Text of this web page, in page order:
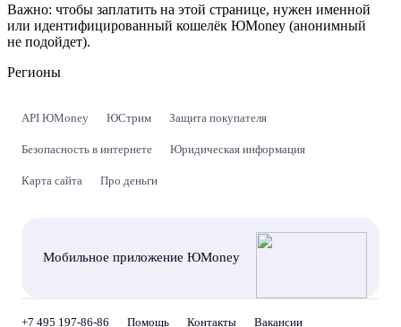
Важно: чтобы заплатить на этой странице, нужен именной
или идентифицированный кошелёк ЮMoney (анонимный
не подойдет).
Регионы
API ЮMoney ЮСтрим Защита покупателя
Безопасность в интернете Юридическая информация
Карта сайта Про деньги
Мобильное приложение ЮMoney
+7 495 197-86-86 Помощь Контакты Вакансии